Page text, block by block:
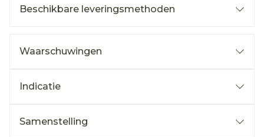
Beschikbare leveringsmethoden
Waarschuwingen
Indicatie
Samenstelling